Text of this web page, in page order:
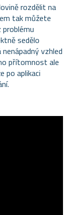
rozdělit na
tak můžete
sedělo
vzhled
přítomnost ale
po aplikaci